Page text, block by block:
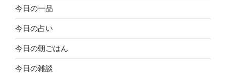
今日の一品
今日の占い
今日の朝ごはん
今日の雑談